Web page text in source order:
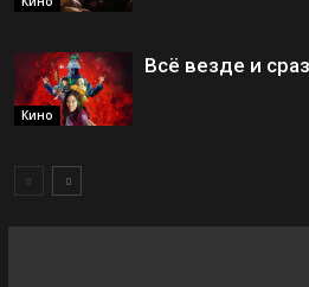
Кино
Всё везде и